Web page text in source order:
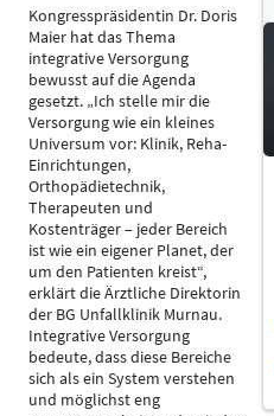
Kongresspräsidentin Dr. Doris
Maier hat das Thema
integrative Versorgung
bewusst auf die Agenda
gesetzt. „Ich stelle mir die
Versorgung wie ein kleines
Universum vor: Klinik, Reha-
Einrichtungen,
Orthopädietechnik,
Therapeuten und
Kostenträger – jeder Bereich
ist wie ein eigener Planet, der
um den Patienten kreist“,
erklärt die Ärztliche Direktorin
der BG Unfallklinik Murnau.
Integrative Versorgung
bedeute, dass diese Bereiche
sich als ein System verstehen
und möglichst eng